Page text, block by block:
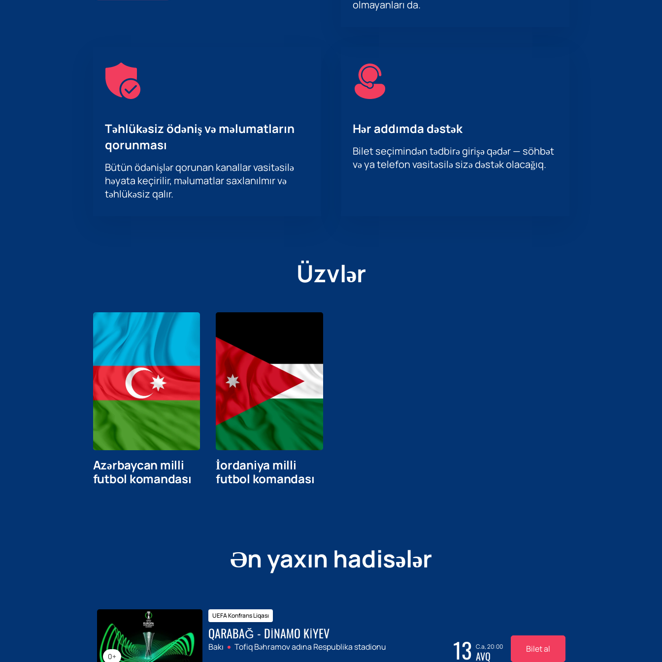
olmayanları da.
Təhlükəsiz ödəniş və məlumatların
qorunması
Bütün ödənişlər qorunan kanallar vasitəsilə
həyata keçirilir, məlumatlar saxlanılmır və
təhlükəsiz qalır.
Hər addımda dəstək
Bilet seçimindən tədbirə girişə qədər — söhbət
və ya telefon vasitəsilə sizə dəstək olacağıq.
Üzvlər
Azərbaycan milli
futbol komandası
İordaniya milli
futbol komandası
Ən yaxın hadisələr
0+
UEFA Konfrans Liqası
QARABAĞ - DINAMO KIYEV
Bakı Tofiq Bəhramov adına Respublika stadionu 13 C.a, 20:00
AVQ Bilet al